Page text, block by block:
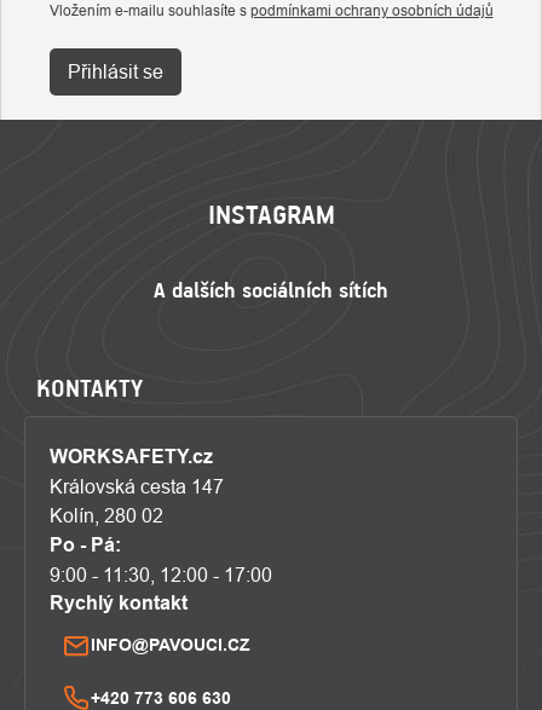
Vložením e-mailu souhlasíte s podmínkami ochrany osobních údajů
Přihlásit se
INSTAGRAM
KONTAKTY
WORKSAFETY.cz
Královská cesta 147
Kolín, 280 02
Po - Pá:
9:00 - 11:30, 12:00 - 17:00
Rychlý kontakt
INFO@PAVOUCI.CZ
+420 773 606 630